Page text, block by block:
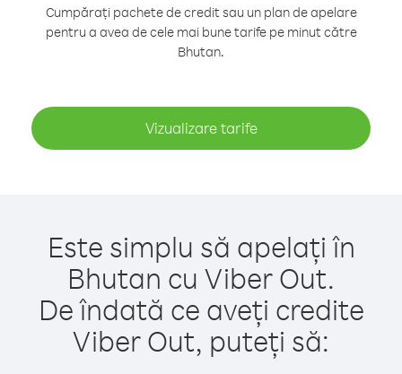
Cumpărați pachete de credit sau un plan de apelare
pentru a avea de cele mai bune tarife pe minut către
Bhutan.
Vizualizare tarife
Este simplu să apelați în
Bhutan cu Viber Out.
De îndată ce aveți credite
Viber Out, puteți să: